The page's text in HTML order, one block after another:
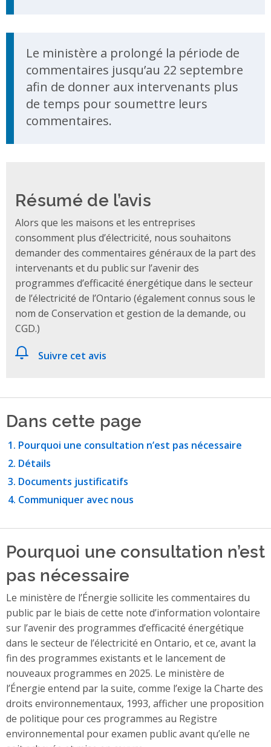
Update Announcement
Le ministère a prolongé la période de
commentaires jusqu’au 22 septembre
afin de donner aux intervenants plus
de temps pour soumettre leurs
commentaires.
Résumé de l’avis
Alors que les maisons et les entreprises
consomment plus d’électricité, nous souhaitons
demander des commentaires généraux de la part des
intervenants et du public sur l’avenir des
programmes d’efficacité énergétique dans le secteur
de l’électricité de l’Ontario (également connus sous le
nom de Conservation et gestion de la demande, ou
CGD.)
Suivre cet avis
Dans cette page
Pourquoi une consultation n’est pas nécessaire
Détails
Documents justificatifs
Communiquer avec nous
Pourquoi une consultation n’est
pas nécessaire
Le ministère de l’Énergie sollicite les commentaires du
public par le biais de cette note d’information volontaire
sur l’avenir des programmes d’efficacité énergétique
dans le secteur de l’électricité en Ontario, et ce, avant la
fin des programmes existants et le lancement de
nouveaux programmes en 2025. Le ministère de
l’Énergie entend par la suite, comme l’exige la Charte des
droits environnementaux, 1993, afficher une proposition
de politique pour ces programmes au Registre
environnemental pour examen public avant qu’elle ne